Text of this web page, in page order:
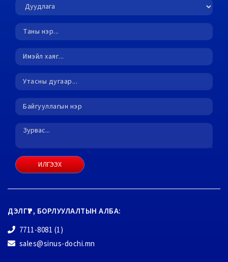
ИЛГЭЭХ
ДЭЛГҮҮР, БОРЛУУЛАЛТЫН АЛБА:
7711-8081 (1)
sales@sinus-dochi.mn